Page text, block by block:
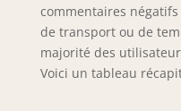
commentaires
de transport ou de
majorité des
Voici un tableau